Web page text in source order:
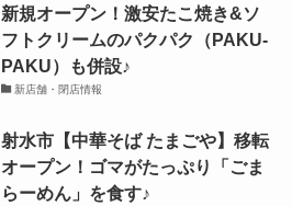
新規オープン！激安たこ焼き&ソ
フトクリームのパクパク（PAKU-
PAKU）も併設♪
新店舗・閉店情報
射水市【中華そば たまごや】移転
オープン！ゴマがたっぷり「ごま
らーめん」を食す♪